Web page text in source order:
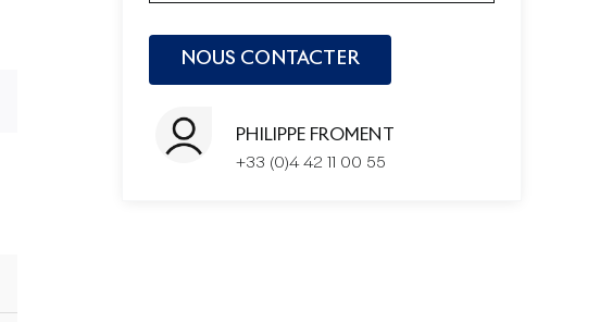
PHILIPPE FROMENT
+33 (0)4 42 11 00 55